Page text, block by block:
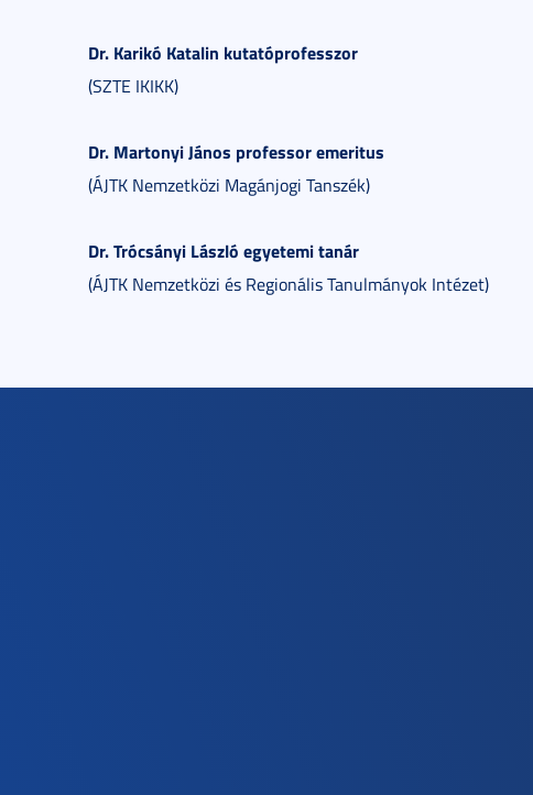
Dr. Karikó Katalin kutatóprofesszor
(SZTE IKIKK)
Dr. Martonyi János professor emeritus
(ÁJTK Nemzetközi Magánjogi Tanszék)
Dr. Trócsányi László egyetemi tanár
(ÁJTK Nemzetközi és Regionális Tanulmányok Intézet)